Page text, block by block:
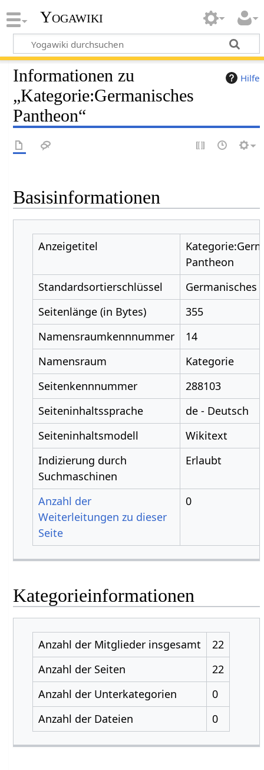
Yogawiki
Hilfe
Informationen zu
„Kategorie:Germanisches
Pantheon“
Basisinformationen
Anzeigetitel
Pantheon
Standardsortierschlüssel
Germanisches
Seitenlänge (in Bytes)
355
Namensraumkennnummer
14
Namensraum
Kategorie
Seitenkennnummer
288103
Seiteninhaltssprache
de - Deutsch
Seiteninhaltsmodell
Wikitext
Indizierung durch
Suchmaschinen
Erlaubt
Anzahl der
Weiterleitungen zu dieser
Seite
0
Kategorieinformationen
Anzahl der Mitglieder insgesamt
22
Anzahl der Seiten
22
Anzahl der Unterkategorien
0
Anzahl der Dateien
0